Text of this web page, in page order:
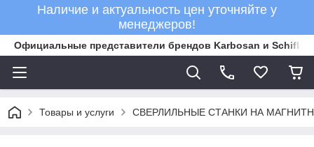
Наличие и актуальность цен уточняйте у
менеджеров!
Официальные представители брендов Karbosan и Schifler
Товары и услуги СВЕРЛИЛЬНЫЕ СТАНКИ НА